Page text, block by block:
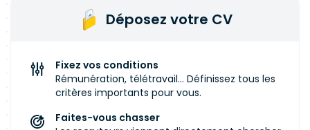
Déposez votre CV
Fixez vos conditions
Rémunération, télétravail... Définissez tous les
critères importants pour vous.
Faites-vous chasser